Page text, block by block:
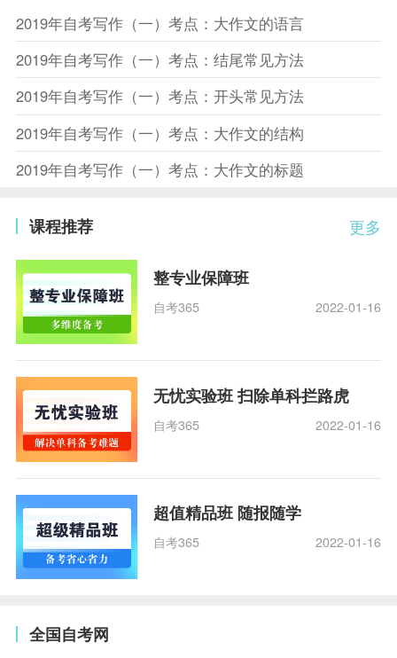
2019年自考写作（一）考点：大作文的语言
2019年自考写作（一）考点：结尾常见方法
2019年自考写作（一）考点：开头常见方法
2019年自考写作（一）考点：大作文的结构
2019年自考写作（一）考点：大作文的标题
更多
课程推荐
整专业保障班
自考365 2022-01-16
无忧实验班 扫除单科拦路虎
自考365 2022-01-16
超值精品班 随报随学
自考365 2022-01-16
全国自考网